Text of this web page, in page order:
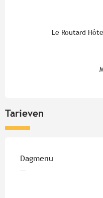
Le Routard
Tarieven
Tarieven 2026
Dagmenu
—